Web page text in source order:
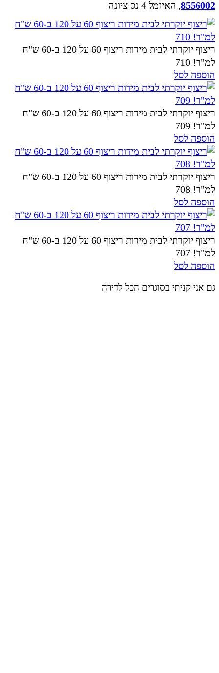
8556002, האיזמל 4 נס ציונה
ריצוף יוקרתי לבית מידות ריצוף 60 על 120 ב-60 ש"ח
למ"ר! 710
הוספה לסל
ריצוף יוקרתי לבית מידות ריצוף 60 על 120 ב-60 ש"ח
למ"ר! 709
הוספה לסל
ריצוף יוקרתי לבית מידות ריצוף 60 על 120 ב-60 ש"ח
למ"ר! 708
הוספה לסל
ריצוף יוקרתי לבית מידות ריצוף 60 על 120 ב-60 ש"ח
למ"ר! 707
הוספה לסל
גם אני קניתי בסוגרים הכל לדירה